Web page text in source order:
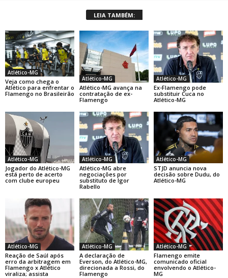
LEIA TAMBÉM:
Atlético-MG
Veja como chega o
Atlético para enfrentar o
Flamengo no Brasileirão
Atlético-MG
Atlético-MG avança na
contratação de ex-
Flamengo
Atlético-MG
Ex-Flamengo pode
substituir Cuca no
Atlético-MG
Atlético-MG
Jogador do Atlético-MG
está perto de acerto
com clube europeu
Atlético-MG
Atlético-MG abre
negociações por
substituto de Igor
Rabello
Atlético-MG
STJD anuncia nova
decisão sobre Dudu, do
Atlético-MG
Atlético-MG
Reação de Saúl após
erro da arbitragem em
Flamengo x Atlético
viraliza; assista
Atlético-MG
A declaração de
Everson, do Atlético-MG,
direcionada a Rossi, do
Flamengo
Atlético-MG
Flamengo emite
comunicado oficial
envolvendo o Atlético-
MG